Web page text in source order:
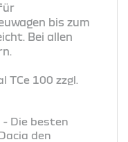
bis zum
Bei allen
TCe 100 zzgl.
- Die besten
den